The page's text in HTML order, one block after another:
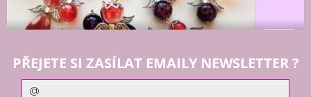
PŘEJETE SI ZASÍLAT EMAILY NEWSLETTER ?